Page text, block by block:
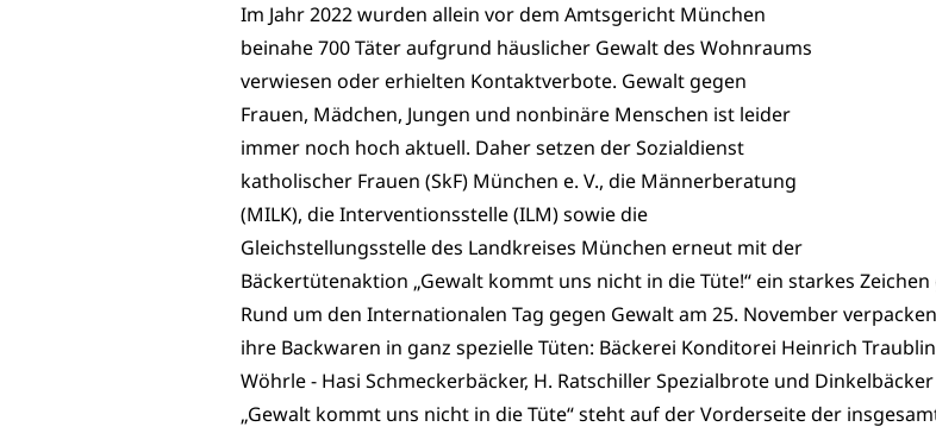
Im Jahr 2022 wurden allein vor dem Amtsgericht München
beinahe 700 Täter aufgrund häuslicher Gewalt des Wohnraums
verwiesen oder erhielten Kontaktverbote. Gewalt gegen
Frauen, Mädchen, Jungen und nonbinäre Menschen ist leider
immer noch hoch aktuell. Daher setzen der Sozialdienst
katholischer Frauen (SkF) München e. V., die Männerberatung
(MILK), die Interventionsstelle (ILM) sowie die
Gleichstellungsstelle des Landkreises München erneut mit der
Bäckertütenaktion „Gewalt kommt uns nicht in die Tüte!“ ein starkes Zeichen
Rund um den Internationalen Tag gegen Gewalt am 25. November
ihre Backwaren in ganz spezielle Tüten: Bäckerei Konditorei Heinrich
Wöhrle - Hasi Schmeckerbäcker, H. Ratschiller Spezialbrote und
„Gewalt kommt uns nicht in die Tüte“ steht auf der Vorderseite der